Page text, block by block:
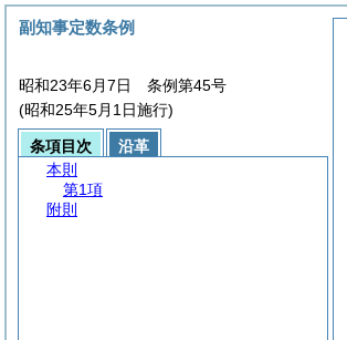
副知事定数条例
昭和23年6月7日 条例第45号
(昭和25年5月1日施行)
条項目次
沿革
本則
第1項
附則